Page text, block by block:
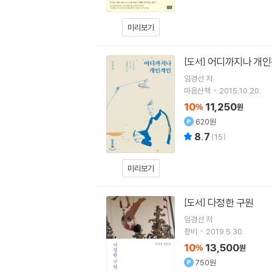
미리보기
미리보기
[도서] 어디까지나 개
임경선 저
마음산책
2015.10.20.
10% 11,250원
620원
8.7 (15)
[도서] 다정한 구원
임경선 저
창비
2019.5.30.
10% 13,500원
750원